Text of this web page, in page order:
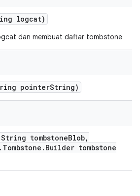
logcat)
dan membuat daftar tombstone
pointerString)
tombstoneBlob,
. Tombstone . Builder tombstone